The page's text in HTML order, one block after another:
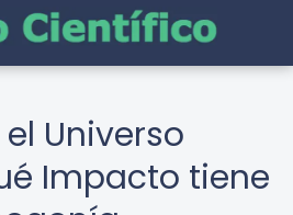
Universo
Impacto tiene